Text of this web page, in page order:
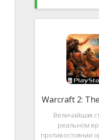
Warcraft 2:
Величайшая
реальном
противостоянии